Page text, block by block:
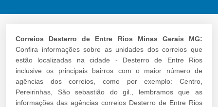
Correios Desterro de Entre Rios Minas Gerais MG:
Confira informações sobre as unidades dos correios que
estão localizadas na cidade - Desterro de Entre Rios
inclusive os principais bairros com o maior número de
agências dos correios, como por exemplo: Centro,
Pereirinhas, São sebastião do gil., lembramos que as
informações das agências correios Desterro de Entre Rios